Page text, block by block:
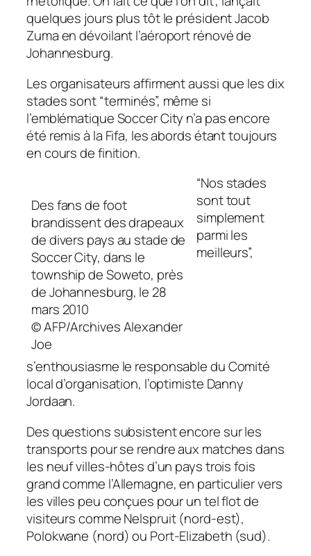
quelques jours plus tôt le président Jacob
Zuma en dévoilant l’aéroport rénové de
Johannesburg.
Les organisateurs affirment aussi que les dix
stades sont “terminés”, même si
l’emblématique Soccer City n’a pas encore
été remis à la Fifa, les abords étant toujours
en cours de finition.
Des fans de foot
brandissent des drapeaux
de divers pays au stade de
Soccer City, dans le
township de Soweto, près
de Johannesburg, le 28
mars 2010
© AFP/Archives Alexander
Joe
“Nos stades
sont tout
simplement
parmi les
meilleurs”,
s’enthousiasme le responsable du Comité
local d’organisation, l’optimiste Danny
Jordaan.
Des questions subsistent encore sur les
transports pour se rendre aux matches dans
les neuf villes-hôtes d’un pays trois fois
grand comme l’Allemagne, en particulier vers
les villes peu conçues pour un tel flot de
visiteurs comme Nelspruit (nord-est),
Polokwane (nord) ou Port-Elizabeth (sud).